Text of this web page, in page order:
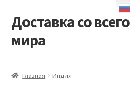
Перейти
к
навигации
Перейти
к
содержимому
Доставка со всего
мира
Главная Индия